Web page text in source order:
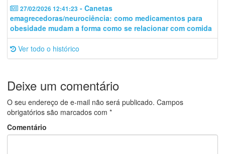
27/02/2026 12:41:23 - Canetas
emagrecedoras/neurociência: como medicamentos para
obesidade mudam a forma como se relacionar com comida
Ver todo o histórico
Deixe um comentário
O seu endereço de e-mail não será publicado. Campos
obrigatórios são marcados com *
Comentário